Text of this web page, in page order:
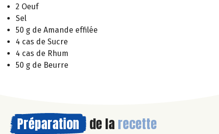
2 Oeuf
Sel
50 g de Amande effilée
4 cas de Sucre
4 cas de Rhum
50 g de Beurre
Préparation de la recette